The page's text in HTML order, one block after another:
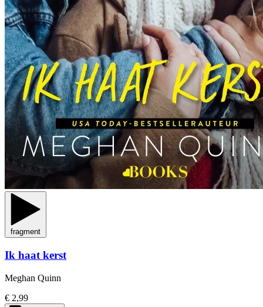
fragment
Ik haat kerst
Meghan Quinn
€ 2,99